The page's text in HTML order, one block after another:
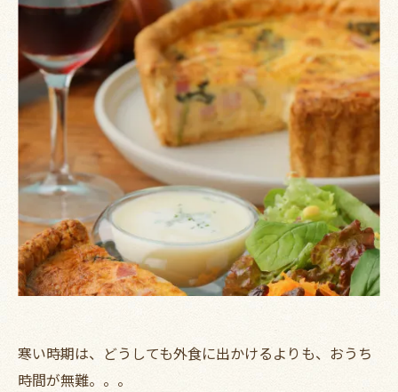
寒い時期は、どうしても外食に出かけるよりも、おうち
時間が無難。。。